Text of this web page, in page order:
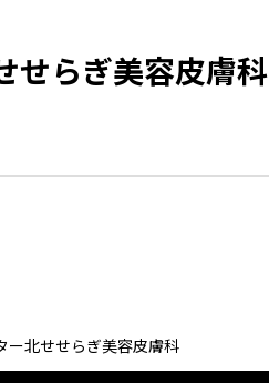
せらぎ美容皮膚科
ー北せせらぎ美容皮膚科